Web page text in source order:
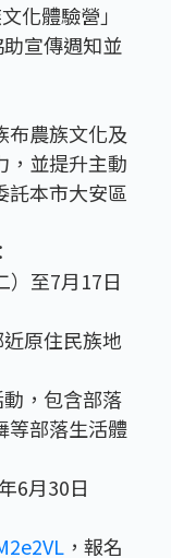
化體驗營」
宣傳週知並
布農族文化及
，並提升主動
託本市大安區
）至7月17日
原住民族地
，包含部落
等部落生活體
6月30日
，報名